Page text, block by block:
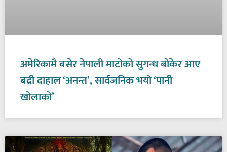
अमेरिकामै बसेर नेपाली माटोको सुगन्ध बोकेर आए
बद्री दाहाल ‘अनन्त’, सार्वजनिक भयो ‘पानी
खोलाको’